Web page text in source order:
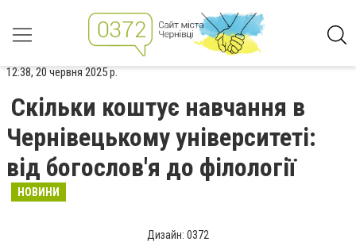
12:38, 20 червня 2025 р.
Скільки коштує навчання в
Чернівецькому університеті:
від богослов'я до філології
НОВИНИ
Дизайн: 0372